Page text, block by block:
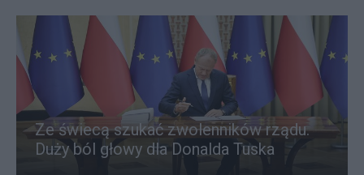
Ze świecą szukać zwolenników rządu.
Duży ból głowy dla Donalda Tuska